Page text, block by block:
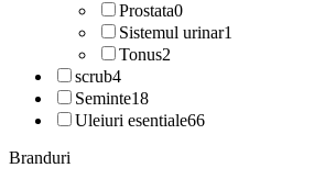
Prostata0
Sistemul urinar1
Tonus2
scrub4
Seminte18
Uleiuri esentiale66
Branduri